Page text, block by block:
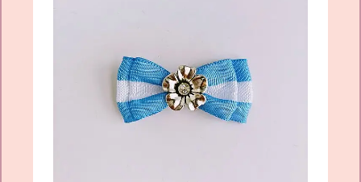
Animales y Bichitos
Florales
Varios
Boinas
Vinchas
Aros
Guantes
Contacto